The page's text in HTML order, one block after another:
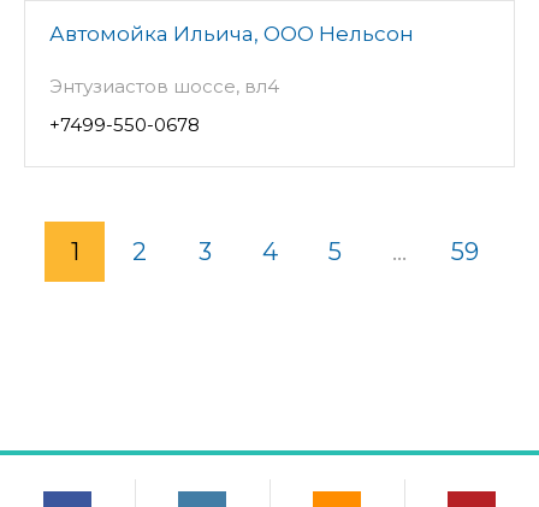
Автомойка Ильича, ООО Нельсон
Энтузиастов шоссе, вл4
+7499-550-0678
1 2 3 4 5 ... 59